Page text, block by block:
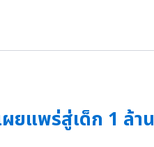
ยแพร่สู่เด็ก 1 ล้าน